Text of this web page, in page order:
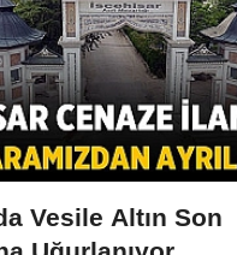
Vesile Altın Son